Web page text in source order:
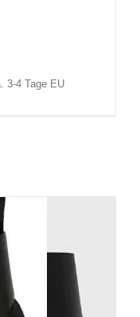
3-4 Tage EU